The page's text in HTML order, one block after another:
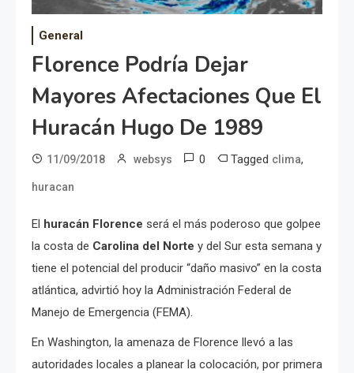
General
Florence Podría Dejar
Mayores Afectaciones Que El
Huracán Hugo De 1989
11/09/2018 websys 0 Tagged clima,
huracan
El huracán Florence será el más poderoso que golpee
la costa de Carolina del Norte y del Sur esta semana y
tiene el potencial del producir “daño masivo” en la costa
atlántica, advirtió hoy la Administración Federal de
Manejo de Emergencia (FEMA).
En Washington, la amenaza de Florence llevó a las
autoridades locales a planear la colocación, por primera